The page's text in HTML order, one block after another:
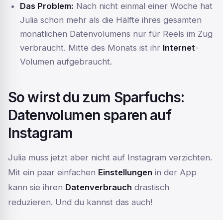
Das Problem: Nach nicht einmal einer Woche hat
Julia schon mehr als die Hälfte ihres gesamten
monatlichen Datenvolumens nur für Reels im Zug
verbraucht. Mitte des Monats ist ihr Internet-
Volumen aufgebraucht.
So wirst du zum Sparfuchs:
Datenvolumen sparen auf
Instagram
Julia muss jetzt aber nicht auf Instagram verzichten.
Mit ein paar einfachen Einstellungen in der App
kann sie ihren Datenverbrauch drastisch
reduzieren. Und du kannst das auch!